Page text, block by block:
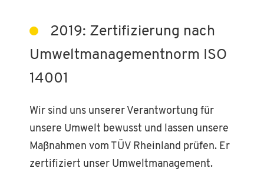
2019: Zertifizierung nach
Umweltmanagementnorm ISO
14001
Wir sind uns unserer Verantwortung für
unsere Umwelt bewusst und lassen unsere
Maßnahmen vom TÜV Rheinland prüfen. Er
zertifiziert unser Umweltmanagement.